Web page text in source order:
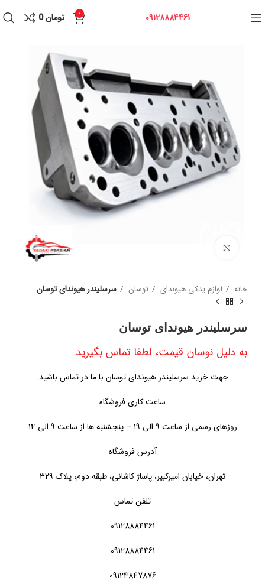
09128884461
0 تومان0
خانه لوازم یدکی هیوندای توسان سرسلیندر هیوندای توسان
سرسلیندر هیوندای توسان
به دلیل نوسان قیمت، لطفا تماس بگیرید
جهت خرید سرسلیندر هیوندای توسان با ما در تماس باشید.
ساعت کاری فروشگاه
روزهای رسمی از ساعت ۹ الی ۱۹ – پنجشنبه ها از ساعت ۹ الی ۱۴
آدرس فروشگاه
تهران، خیابان امیرکبیر، پاساژ کاشانی، طبقه دوم، پلاک ۳۲۹
تلفن تماس
09128884461
09128884461
09124847876